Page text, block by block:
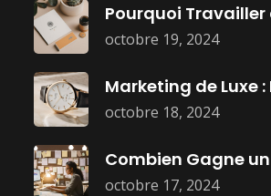
octobre 19, 2024
octobre 18, 2024
octobre 17, 2024